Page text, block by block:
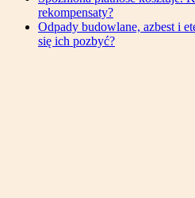
rekompensaty?
Odpady budowlane, azbest i
się ich pozbyć?